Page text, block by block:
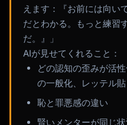
えます：『お前には向い
だとわかる。もっと練習
だ。』」
AIが見せてくれること：
どの認知の歪みが活
の一般化、レッテル貼
恥と罪悪感の違い
賢いメンターが同じ